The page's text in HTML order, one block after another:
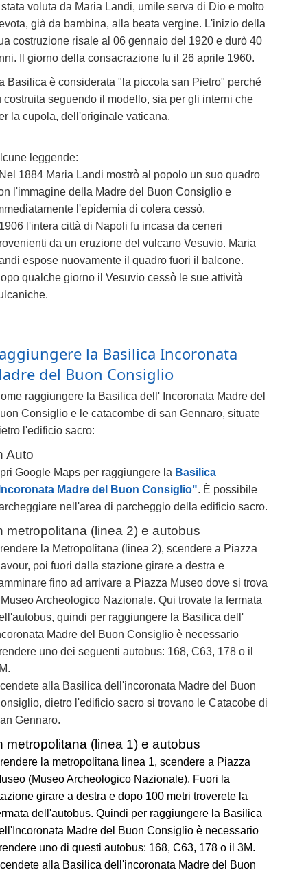
voluta da Maria Landi, umile serva di Dio e molto
già da bambina, alla beata vergine. L'inizio della
costruzione risale al 06 gennaio del 1920 e durò 40
Il giorno della consacrazione fu il 26 aprile 1960.
Basilica è considerata "la piccola san Pietro" perché
costruita seguendo il modello, sia per gli interni che
la cupola, dell'originale vaticana.
leggende:
1884 Maria Landi mostrò al popolo un suo quadro
l'immagine della Madre del Buon Consiglio e
l'epidemia di colera cessò.
l'intera città di Napoli fu incasa da ceneri
da un eruzione del vulcano Vesuvio. Maria
espose nuovamente il quadro fuori il balcone.
qualche giorno il Vesuvio cessò le sue attività
la Basilica Incoronata
del Buon Consiglio
raggiungere la Basilica dell' Incoronata Madre del
Consiglio e le catacombe di san Gennaro, situate
l'edificio sacro:
Auto
Google Maps per raggiungere la Basilica
Madre del Buon Consiglio". È possibile
nell'area di parcheggio della edificio sacro.
metropolitana (linea 2) e autobus
la Metropolitana (linea 2), scendere a Piazza
poi fuori dalla stazione girare a destra e
fino ad arrivare a Piazza Museo dove si trova
Archeologico Nazionale. Qui trovate la fermata
quindi per raggiungere la Basilica dell'
Madre del Buon Consiglio è necessario
uno dei seguenti autobus: 168, C63, 178 o il
alla Basilica dell'incoronata Madre del Buon
dietro l'edificio sacro si trovano le Catacobe di
Gennaro.
metropolitana (linea 1) e autobus
la metropolitana linea 1, scendere a Piazza
(Museo Archeologico Nazionale). Fuori la
girare a destra e dopo 100 metri troverete la
dell'autobus. Quindi per raggiungere la Basilica
Madre del Buon Consiglio è necessario
uno di questi autobus: 168, C63, 178 o il 3M.
alla Basilica dell'incoronata Madre del Buon